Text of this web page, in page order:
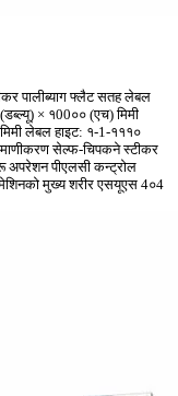
पालीब्याग फ्लैट सतह लेबल
× १00०० (एच) मिमी
लेबल हाइट: १-1-१११०
सेल्फ-चिपकने स्टीकर
अपरेशन पीएलसी कन्ट्रोल
मुख्य शरीर एसयूएस 4०4